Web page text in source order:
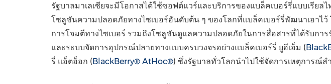
รัฐบาลมาเลเซียจะมีโอกาสได้ใช้ซอฟต์แวร์และบริการของแบล็คเบอร์รี่แบบเรีย
โซลูชันความปลอดภัยทางไซเบอร์อันดับต้น ๆ ของโลกที่แบล็คเบอร์รี่พัฒนาเอาไ
การโจมตีทางไซเบอร์ รวมถึงโซลูชันดูแลความปลอดภัยในการสื่อสารที่ได้รับการ
และระบบจัดการอุปกรณ์ปลายทางแบบครบวงจรอย่างแบล็คเบอร์รี่ ยูอีเอ็ม (
รี่ แอ็ตฮ็อก (BlackBerry® AtHoc®) ซึ่งรัฐบาลทั่วโลกนำไปใช้จัดการเหตุการณ์